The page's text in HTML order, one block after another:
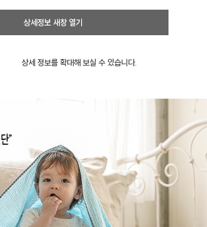
상세정보 새창 열기
상세 정보를 확대해 보실 수 있습니다.